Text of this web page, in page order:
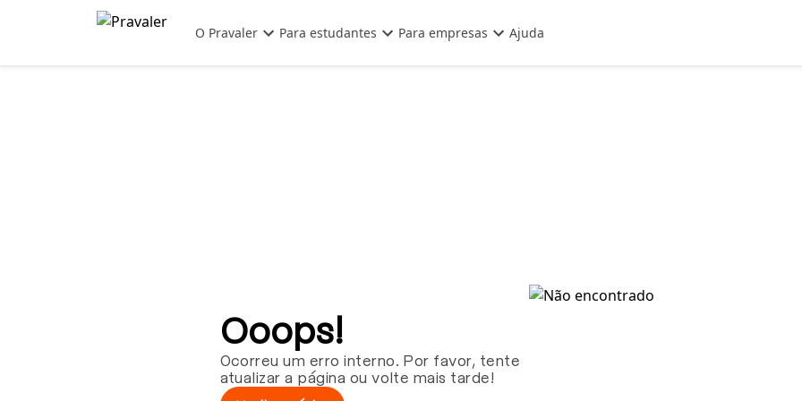
Pular para o conteúdo principal
O Pravaler Para estudantes Para empresas Ajuda
Ooops!
Ocorreu um erro interno. Por favor, tente
atualizar a página ou volte mais tarde!